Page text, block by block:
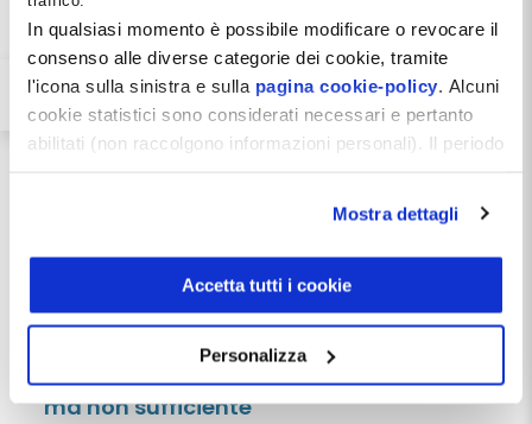
In qualsiasi momento è possibile modificare o revocare il
consenso alle diverse categorie dei cookie, tramite
l'icona sulla sinistra e sulla pagina cookie-policy . Alcuni
cookie statistici sono considerati necessari e pertanto
abilitati (non raccolgono informazioni personali). Il periodo
indirizzo:dentistamanager.it/contatti-dentista-
Chiudendo questo banner tramite apposita X in alto a
Mostra dettagli
Accetta tutti i cookie
Personalizza
Le recenti pronunce ci ricordano che il passaggio
generazionale non dovrebbe essere considerato un
evento successorio ma un processo manageriale.
Le migliori operazioni di successione vengono costruite
molti anni prima dell’uscita del fondatore. È in questa fase
gli strumenti giuridici più adeguati a garantire la
Attendere l’apertura della successione significa spesso
affrontare problemi che avrebbero potuto essere risolti
con maggiore efficacia e minori costi attraverso una
Il controllo è una condizione necessaria,
ma non sufficiente